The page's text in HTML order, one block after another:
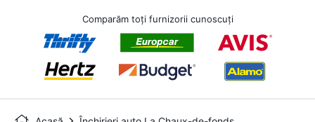
Comparăm toți furnizorii cunoscuți